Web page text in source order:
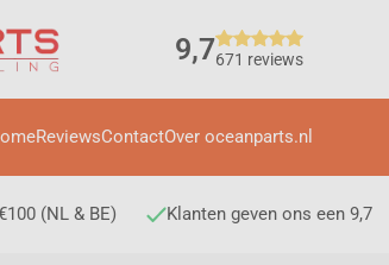
9,7671 reviews
ReviewsContactOver oceanparts.nl
(NL & BE) Klanten geven ons een 9,7